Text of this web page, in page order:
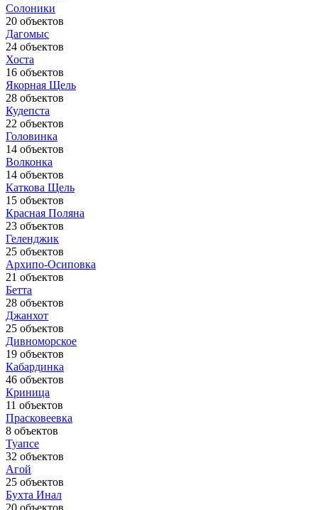
Солоники
20 объектов
Дагомыс
24 объектов
Хоста
16 объектов
Якорная Щель
28 объектов
Кудепста
22 объектов
Головинка
14 объектов
Волконка
14 объектов
Каткова Щель
15 объектов
Красная Поляна
23 объектов
Геленджик
25 объектов
Архипо-Осиповка
21 объектов
Бетта
28 объектов
Джанхот
25 объектов
Дивноморское
19 объектов
Кабардинка
46 объектов
Криница
11 объектов
Прасковеевка
8 объектов
Туапсе
32 объектов
Агой
25 объектов
Бухта Инал
20 объектов